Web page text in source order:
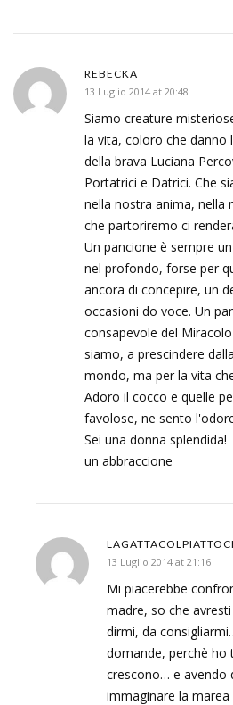
REBECKA
13 Luglio 2014 at 20:48
Siamo creature
la vita, coloro che danno
della brava Luciana
Portatrici e Datrici. Che
nella nostra anima, nella
che partoriremo ci
Un pancione è sempre
nel profondo, forse per
ancora di concepire, un
occasioni do voce. Un
consapevole del
siamo, a prescindere
mondo, ma per la vita
Adoro il cocco e quelle
favolose, ne sento
Sei una donna splendida!
un abbraccione
13 Luglio 2014 at 21:16
Mi piacerebbe
madre, so che
dirmi, da
domande, perchè ho
crescono… e avendo
immaginare la